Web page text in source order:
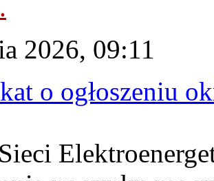
2026, 09:11
o ogłoszeniu